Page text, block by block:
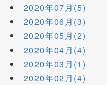
2020年07月(5)
2020年06月(3)
2020年05月(2)
2020年04月(4)
2020年03月(1)
2020年02月(4)